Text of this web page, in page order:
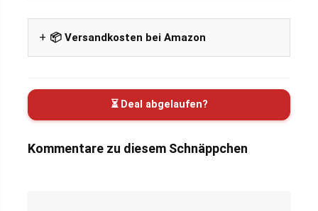
📦 Versandkosten bei Amazon
⏳ Deal abgelaufen?
Kommentare zu diesem Schnäppchen